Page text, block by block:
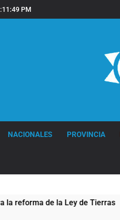
PM
NACIONALES PROVINCIA
la Ley de Tierras